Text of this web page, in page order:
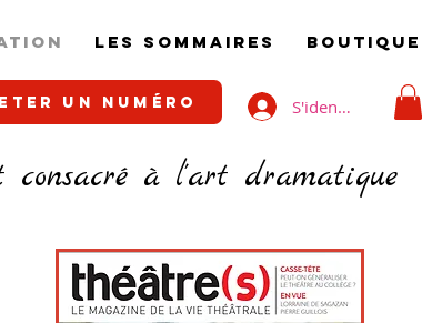
LES SOMMAIRES BOUTIQUE
UN NUMÉRO S'identifier
consacré à l'art dramatique